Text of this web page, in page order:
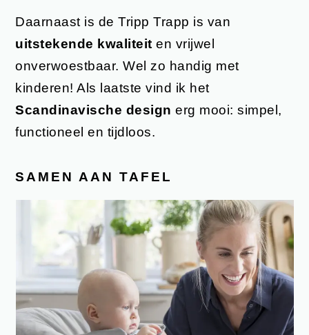
Daarnaast is de Tripp Trapp is van
uitstekende kwaliteiten vrijwel
onverwoestbaar. Wel zo handig met
kinderen! Als laatste vind ik het
Scandinavische design erg mooi: simpel,
functioneel en tijdloos.
SAMEN AAN TAFEL